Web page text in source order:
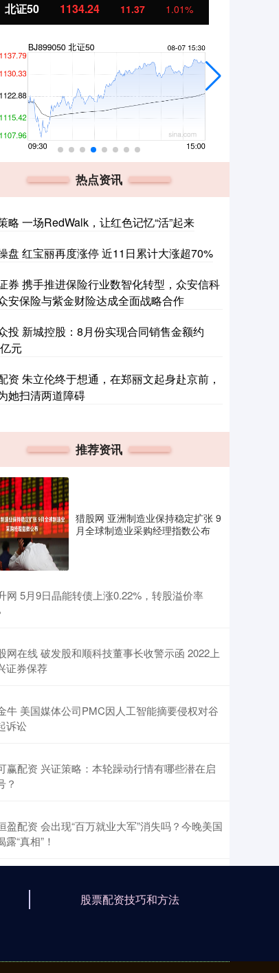
北证50 1134.24 11.37 1.01%
热点资讯
略 一场RedWalk，让红色记忆“活”起来
盘 红宝丽再度涨停 近11日累计大涨超70%
券 携手推进保险行业数智化转型，众安信科
安保险与紫金财险达成全面战略合作
投 新城控股：8月份实现合同销售金额约
元
资 朱立伦终于想通，在郑丽文起身赴京前，
她扫清两道障碍
推荐资讯
猎股网 亚洲制造业保持稳定扩张 9
月全球制造业采购经理指数公布
网 5月9日晶能转债上涨0.22%，转股溢价率
网在线 破发股和顺科技董事长收警示函 2022上
证券保荐
牛 美国媒体公司PMC因人工智能摘要侵权对谷
诉讼
赢配资 兴证策略：本轮躁动行情有哪些潜在启
？
盈配资 会出现“百万就业大军”消失吗？今晚美国
露“真相”！
股票配资技巧和方法